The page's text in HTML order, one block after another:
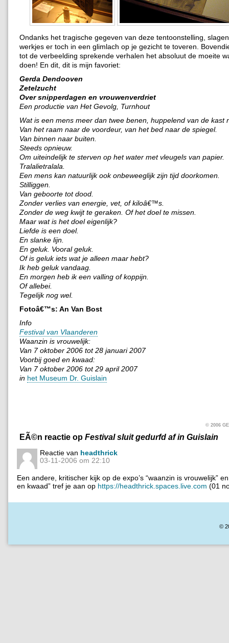
Ondanks het tragische gegeven van deze tentoonstelling,
werkjes er toch in een glimlach op je gezicht te toveren.
tot de verbeelding sprekende verhalen het absoluut de moeite
doen! En dit, dit is mijn favoriet:
Gerda Dendooven
Zetelzucht
Over snipperdagen en vrouwenverdriet
Een productie van Het Gevolg, Turnhout
Wat is een mens meer dan twee benen, huppelend van de kast
Van het raam naar de voordeur, van het bed naar de spiegel.
Van binnen naar buiten.
Steeds opnieuw.
Om uiteindelijk te sterven op het water met vleugels van papier.
Tralalietralala.
Een mens kan natuurlijk ook onbeweeglijk zijn tijd doorkomen.
Stilliggen.
Van geboorte tot dood.
Zonder verlies van energie, vet, of kiloâ€™s.
Zonder de weg kwijt te geraken. Of het doel te missen.
Maar wat is het doel eigenlijk?
Liefde is een doel.
En slanke lijn.
En geluk. Vooral geluk.
Of is geluk iets wat je alleen maar hebt?
Ik heb geluk vandaag.
En morgen heb ik een valling of koppijn.
Of allebei.
Tegelijk nog wel.
Fotoâ€™s: An Van Bost
Info
Festival van Vlaanderen
Waanzin is vrouwelijk:
Van 7 oktober 2006 tot 28 januari 2007
Voorbij goed en kwaad:
Van 7 oktober 2006 tot 29 april 2007
in het Museum Dr. Guislain
© 2006
EÃ©n reactie op Festival sluit gedurfd af in Guislain
Reactie van headthrick
03-11-2006 om 22:10
Een andere, kritischer kijk op de expo’s “waanzin is vrouwelijk”
en kwaad” tref je aan op https://headthrick.spaces.live.com (01
©